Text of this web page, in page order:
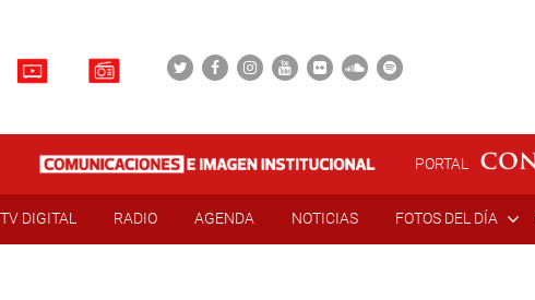
PORTAL
TV DIGITAL RADIO AGENDA NOTICIAS FOTOS DEL DÍA